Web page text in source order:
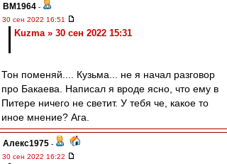
BM1964 -
30 сен 2022 16:51
Kuzma » 30 сен 2022 15:31
Тон поменяй.... Кузьма... не я начал разговор
про Бакаева. Написал я вроде ясно, что ему в
Питере ничего не светит. У тебя че, какое то
иное мнение? Ага.
Алекс1975 -
30 сен 2022 16:22